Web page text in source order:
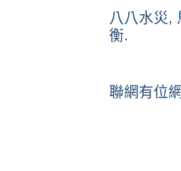
八八水災,
衡.
聯網有位